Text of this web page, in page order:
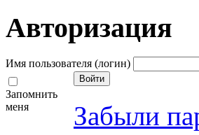
Авторизация
Имя пользователя (логин)
Запомнить
меня
Забыли